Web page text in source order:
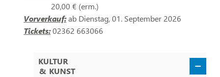
20,00 € (erm.)
Vorverkauf:ab Dienstag, 01. September 2026
Tickets:02362 663066
KULTUR
& KUNST